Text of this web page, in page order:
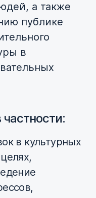
а также
публике
в
частности:
в культурных